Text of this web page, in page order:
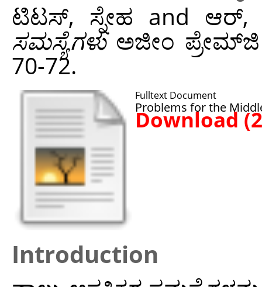
ಟಿಟಸ್, ಸ್ನೇಹ and ಆರ್‌,
ಸಮಸ್ಯೆಗಳುಅಜೀಂ ಪ್ರೇಮ್‌ಜಿ
70-72.
Fulltext Document
Problems for the
Download
Introduction